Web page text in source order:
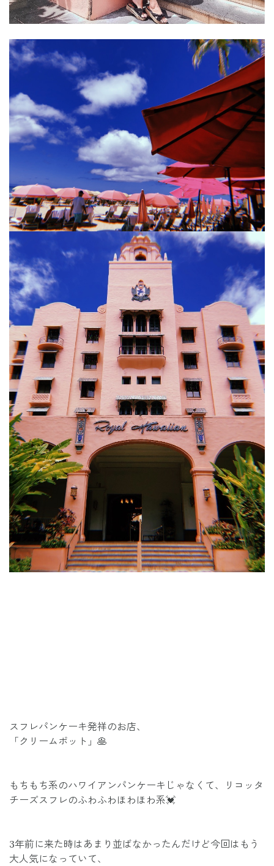
スフレパンケーキ発祥のお店、
「クリームポット」🥞
もちもち系のハワイアンパンケーキじゃなくて、リコッタ
チーズスフレのふわふわほわほわ系💓
3年前に来た時はあまり並ばなかったんだけど今回はもう
大人気になっていて、